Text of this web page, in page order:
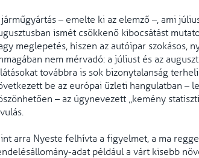
– emelte ki az elemző –, ami
ismét csökkenő kibocsátást
meglepetés, hiszen az autóipar szokásos,
nem mérvadó: a júliust és az
továbbra is sok bizonytalanság
be az európai üzleti hangulatban –
– az úgynevezett „kemény
arra Nyeste felhívta a figyelmet, a ma
adat például a várt kisebb